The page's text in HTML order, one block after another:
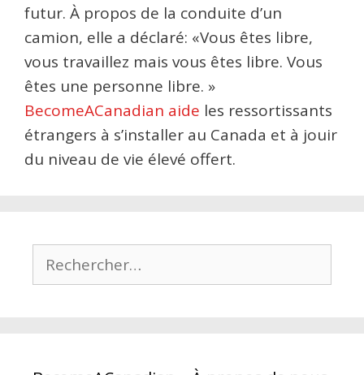
futur. À propos de la conduite d’un
camion, elle a déclaré: «Vous êtes libre,
vous travaillez mais vous êtes libre. Vous
êtes une personne libre. »
BecomeACanadian aide les ressortissants
étrangers à s’installer au Canada et à jouir
du niveau de vie élevé offert.
Rechercher :